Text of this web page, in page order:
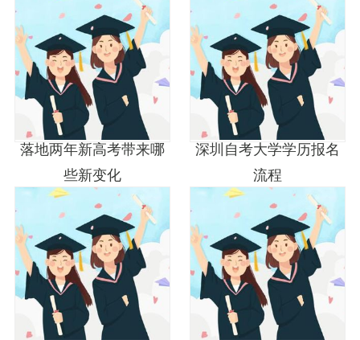
落地两年新高考带来哪
些新变化
深圳自考大学学历报名
流程